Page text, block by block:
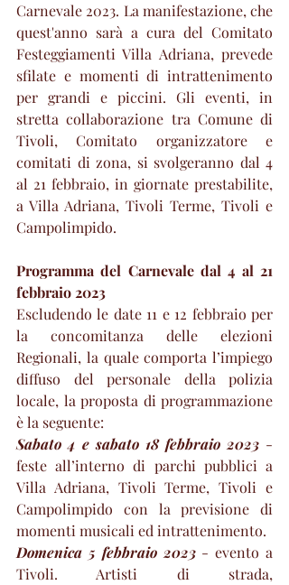
Carnevale 2023. La manifestazione, che
quest'anno sarà a cura del Comitato
Festeggiamenti Villa Adriana, prevede
sfilate e momenti di intrattenimento
per grandi e piccini. Gli eventi, in
stretta collaborazione tra Comune di
Tivoli, Comitato organizzatore e
comitati di zona, si svolgeranno dal 4
al 21 febbraio, in giornate prestabilite,
a Villa Adriana, Tivoli Terme, Tivoli e
Campolimpido.
Programma del Carnevale dal 4 al 21
febbraio 2023
Escludendo le date 11 e 12 febbraio per
la concomitanza delle elezioni
Regionali, la quale comporta l’impiego
diffuso del personale della polizia
locale, la proposta di programmazione
è la seguente:
Sabato 4 e sabato 18 febbraio 2023 -
feste all’interno di parchi pubblici a
Villa Adriana, Tivoli Terme, Tivoli e
Campolimpido con la previsione di
momenti musicali ed intrattenimento.
Domenica 5 febbraio 2023 - evento a
Tivoli. Artisti di strada,